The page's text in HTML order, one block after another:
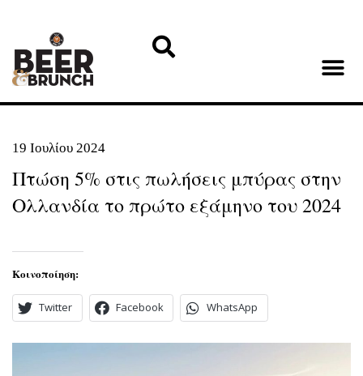
19 Ιουλίου 2024
Πτώση 5% στις πωλήσεις μπύρας στην
Ολλανδία το πρώτο εξάμηνο του 2024
Κοινοποίηση:
Twitter Facebook WhatsApp